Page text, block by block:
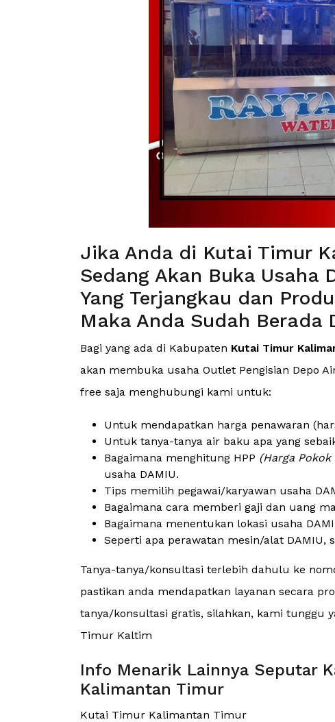
Jika Anda di Kutai Timur
Sedang Akan Buka Usaha
Yang Terjangkau dan
Maka Anda Sudah Berada
Bagi yang ada di Kabupaten Kutai Timur
akan membuka usaha Outlet Pengisian Depo
free saja menghubungi kami untuk:
Untuk mendapatkan harga penawaran
Untuk tanya-tanya air baku apa yang
Bagaimana menghitung HPP (Harga Pokok
usaha DAMIU.
Tips memilih pegawai/karyawan usaha
Bagaimana cara memberi gaji dan uang
Bagaimana menentukan lokasi usaha
Seperti apa perawatan mesin/alat DAMIU,
Tanya-tanya/konsultasi terlebih dahulu ke
pastikan anda mendapatkan layanan secara
tanya/konsultasi gratis, silahkan, kami tunggu
Timur Kaltim
Info Menarik Lainnya Seputar
Kalimantan Timur
Kutai Timur Kalimantan Timur